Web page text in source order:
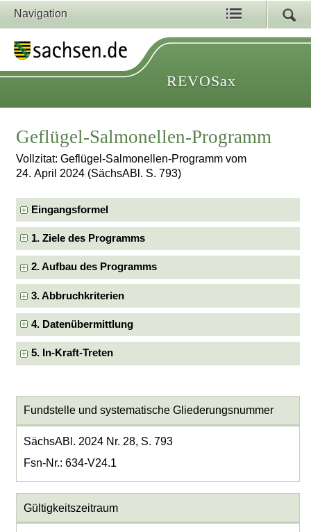
Navigation
REVOSax
Geflügel-Salmonellen-Programm
Vollzitat: Geflügel-Salmonellen-Programm vom
24. April 2024 (SächsABl. S. 793)
Eingangsformel
1. Ziele des Programms
2. Aufbau des Programms
3. Abbruchkriterien
4. Datenübermittlung
5. In-Kraft-Treten
Fundstelle und systematische Gliederungsnummer
SächsABl. 2024 Nr. 28, S. 793
Fsn-Nr.: 634-V24.1
Gültigkeitszeitraum